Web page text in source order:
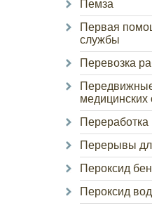
Пемза
Первая
службы
Перевозка
медицинских
Переработка
Перерывы
Пероксид
Пероксид